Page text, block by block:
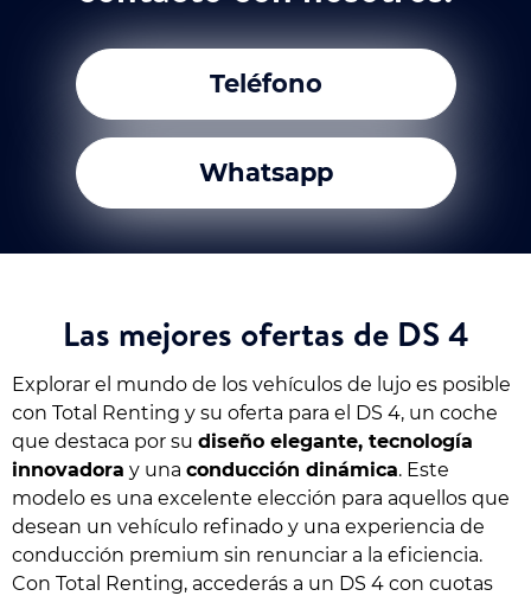
Teléfono
Whatsapp
Las mejores ofertas de DS 4
Explorar el mundo de los vehículos de lujo es posible
con Total Renting y su oferta para el DS 4, un coche
que destaca por su diseño elegante, tecnología
innovadora y una conducción dinámica. Este
modelo es una excelente elección para aquellos que
desean un vehículo refinado y una experiencia de
conducción premium sin renunciar a la eficiencia.
Con Total Renting, accederás a un DS 4 con cuotas